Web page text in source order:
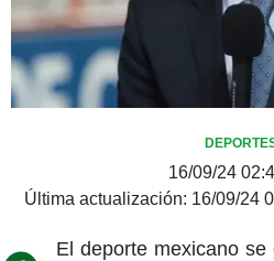
16/09/24
Última actualización: 16/09/24
El deporte mexicano